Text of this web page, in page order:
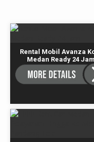
Rental Mobil Avanza
Medan Ready 24 Jam